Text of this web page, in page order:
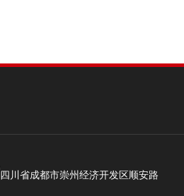
四川省成都市崇州经济开发区顺安路